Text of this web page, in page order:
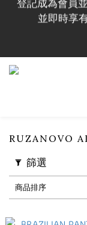
登記成為會員
並即時享
並即時享
實體店提供
登記成為會員
並即時享
RUZANOVO
篩選
商品排序